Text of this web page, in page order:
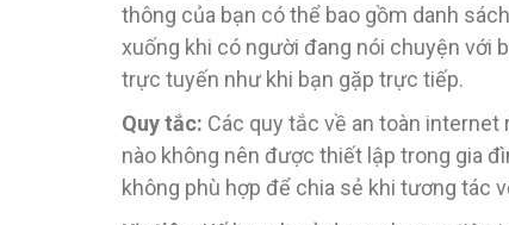
thông của bạn có thể bao gồm danh
xuống khi có người đang nói chuyện với
trực tuyến như khi bạn gặp trực tiếp.
Quy tắc: Các quy tắc về an toàn
nào không nên được thiết lập trong gia
không phù hợp để chia sẻ khi tương tác